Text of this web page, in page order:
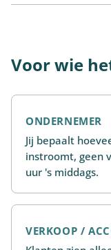
Voor wie
ONDERNEMER
Jij bepaalt
instroomt, geen
uur 's middags.
VERKOOP /